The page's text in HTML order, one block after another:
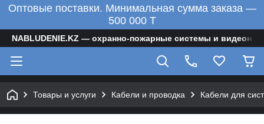
Оптовые поставки. Минимальная сумма заказа —
500 000 T
NABLUDENIE.KZ — охранно-пожарные системы и
Товары и услуги Кабели и проводка Кабели для